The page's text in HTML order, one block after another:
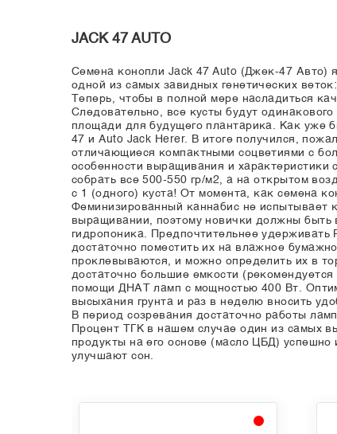
JACK 47 AUTO
Семена конопли Jack 47 Auto (Джек-47 Авто)
одной из самых завидных генетических
Теперь, чтобы в полной мере насладиться
Следовательно, все кусты будут
площади для будущего плантарика. Как уже
47 и Auto Jack Herer. В итоге получился,
отличающиеся компактными соцветиями с
особенности выращивания и
собрать все 500-550 гр/м2, а на открытом
с 1 (одного) куста! От момента, как семена
Феминизированный каннабис не испытывает
выращивании, поэтому новички должны быть
гидропоника. Предпочтительнее удерживать
достаточно поместить их на влажное
проклевываются, и можно определить их в
достаточно большие емкости
помощи ДНАТ ламп с мощностью 400 Вт.
высыхания грунта и раз в неделю вносить
В период созревания достаточно работы
Процент ТГК в нашем случае один из самых
продукты на его основе (масло ЦБД) успешно
улучшают сон.